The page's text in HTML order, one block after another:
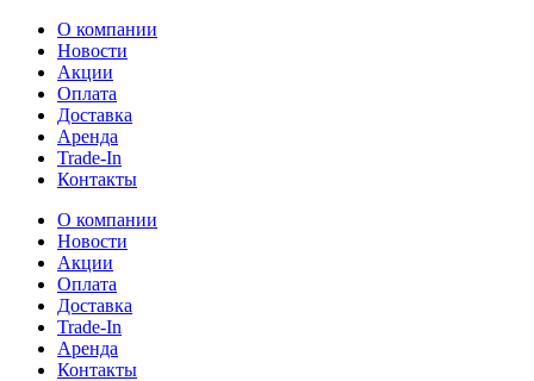
О компании
Новости
Акции
Оплата
Доставка
Аренда
Trade-In
Контакты
О компании
Новости
Акции
Оплата
Доставка
Trade-In
Аренда
Контакты